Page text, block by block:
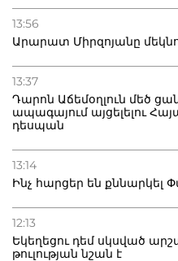
13:56
Արարատ Միրզոյանը
13:37
Դարոն Աճեմօղլուն մեծ
ապագայում այցելելու
դեսպան
13:14
Ինչ հարցեր են քննարկել
12:13
Եկեղեցու դեմ սկսված
թուլության նշան է